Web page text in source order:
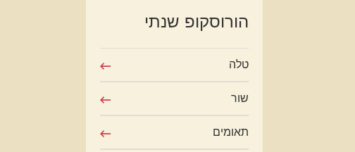
הורוסקופ שנתי
טלה
שור
תאומים